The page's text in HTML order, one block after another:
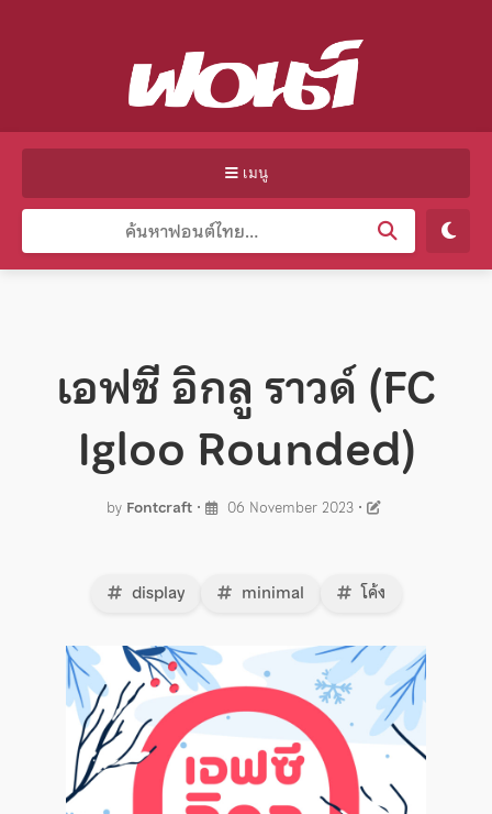
เมนู
เอฟซี อิกลู ราวด์ (FC
Igloo Rounded)
by Fontcraft• 06 November 2023•
display minimal โค้ง